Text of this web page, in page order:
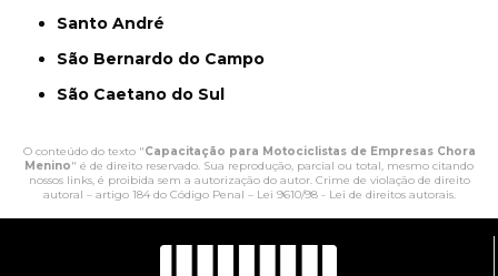
Santo André
São Bernardo do Campo
São Caetano do Sul
O conteúdo do texto "Capacitação para Motociclistas de Empresas Chora
Menino" é de direito reservado. Sua reprodução, parcial ou total, mesmo citando
nossos links, é proibida sem a autorização do autor. Crime de violação de direito
autoral – artigo 184 do Código Penal – Lei 9610/98 - Lei de direitos autorais.